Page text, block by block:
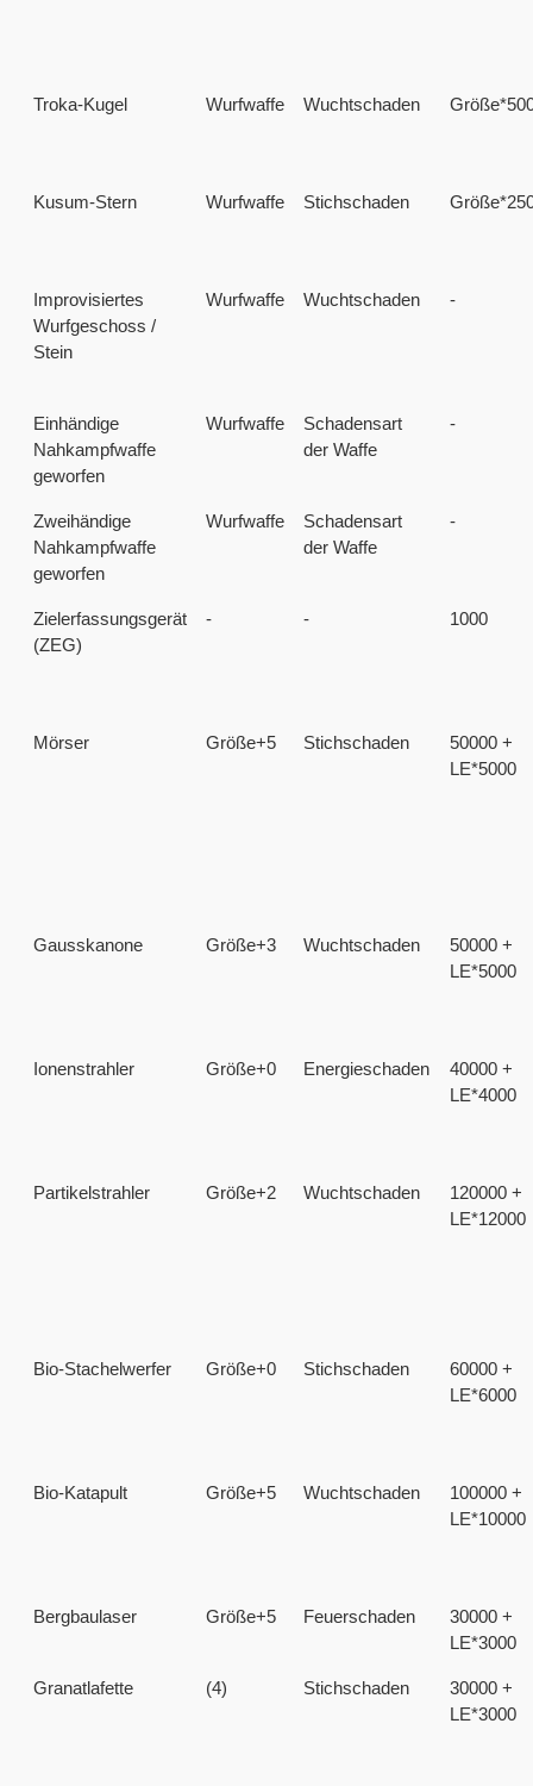
Troka-Kugel Wurfwaffe Wuchtschaden
Kusum-Stern Wurfwaffe Stichschaden
Improvisiertes
Wurfgeschoss /
Stein
Wurfwaffe Wuchtschaden -
Einhändige
Nahkampfwaffe
geworfen
Wurfwaffe
Schadensart
der Waffe
-
Zweihändige
Nahkampfwaffe
geworfen
Wurfwaffe
Schadensart
der Waffe
-
Zielerfassungsgerät
(ZEG)
- - 1000
Mörser Größe+5 Stichschaden
50000 +
LE*5000
Gausskanone Größe+3 Wuchtschaden
50000 +
LE*5000
Ionenstrahler Größe+0 Energieschaden
40000 +
LE*4000
Partikelstrahler Größe+2 Wuchtschaden
120000 +
LE*12000
Bio-Stachelwerfer Größe+0 Stichschaden
60000 +
LE*6000
Bio-Katapult Größe+5 Wuchtschaden
100000 +
LE*10000
Bergbaulaser Größe+5 Feuerschaden
30000 +
LE*3000
Granatlafette (4) Stichschaden
30000 +
LE*3000